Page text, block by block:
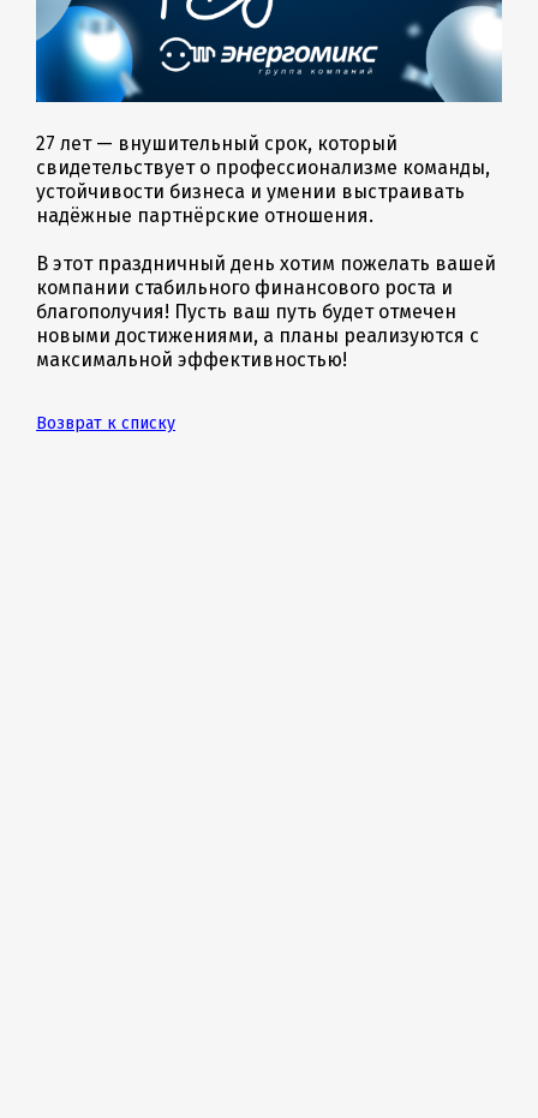
27 лет — внушительный срок, который
свидетельствует о профессионализме команды,
устойчивости бизнеса и умении выстраивать
надёжные партнёрские отношения.
В этот праздничный день хотим пожелать вашей
компании стабильного финансового роста и
благополучия! Пусть ваш путь будет отмечен
новыми достижениями, а планы реализуются с
максимальной эффективностью!
Возврат к списку